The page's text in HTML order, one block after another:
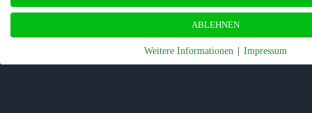
ABLEHNEN
Weitere Informationen Impressum